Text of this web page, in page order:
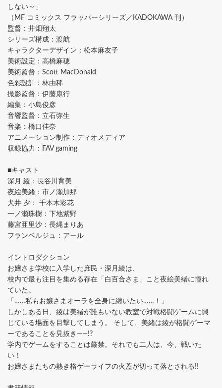
しない～」
（MF コミックス フラッパーシリーズ／KADOKAWA 刊）
監督：井畑翔太
シリーズ構成：渡航
キャラクターデザイン：松本麻友子
美術設定：高橋麻穂
美術監督：Scott MacDonald
色彩設計：林由稀
撮影監督：伊藤康行
編集：小島俊彦
音響監督：立石弥生
音楽：橋口佳奈
アニメーション制作：ディオメディア
収録協力：FAV gaming
■キャスト
深月 綾：長谷川育美
夜絵美緒：市ノ瀬加那
犬井 夕： 千本木彩花
一ノ瀬珠樹：下地紫野
藤宮亜里沙：長縄まりあ
フランベルジュ：アール
イントロダクション
お嬢さま学校に入学した庶民・深月綾は、
校内で最も注目を集める存在「白百合さま」こと夜絵美緒に憧れ
ていた。
「……私もお嬢さまオーラを全身に纏いたい……！」
しかしある日、綾は美緒が誰もいない教室で対戦格闘ゲームに興
じている場面を目撃してしまう。 そして、美緒は綾が格闘ゲーマ
ーであることを見抜き――!?
学内でゲームをすることは厳禁。それでも二人は、今、戦いた
い！
お嬢さまたちの熱き格ゲーライフの火蓋が切って落とされる!!